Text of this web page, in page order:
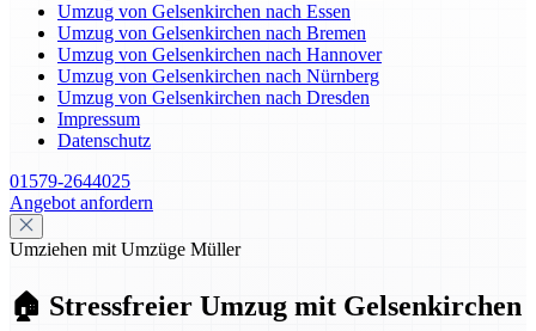
Umzug von Gelsenkirchen nach Essen
Umzug von Gelsenkirchen nach Bremen
Umzug von Gelsenkirchen nach Hannover
Umzug von Gelsenkirchen nach Nürnberg
Umzug von Gelsenkirchen nach Dresden
Impressum
Datenschutz
01579-2644025
Angebot anfordern
Umziehen mit Umzüge Müller
🏠 Stressfreier Umzug mit Gelsenkirchen